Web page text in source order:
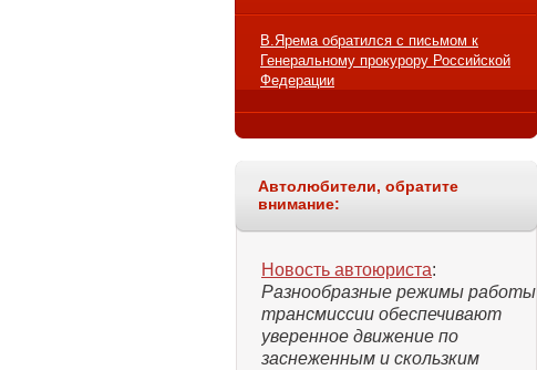
В.Ярема обратился с письмом к
Генеральному прокурору Российской
Федерации
Автолюбители, обратите
внимание:
Новость автоюриста:
Разнообразные режимы работы
трансмиссии обеспечивают
уверенное движение по
заснеженным и скользким